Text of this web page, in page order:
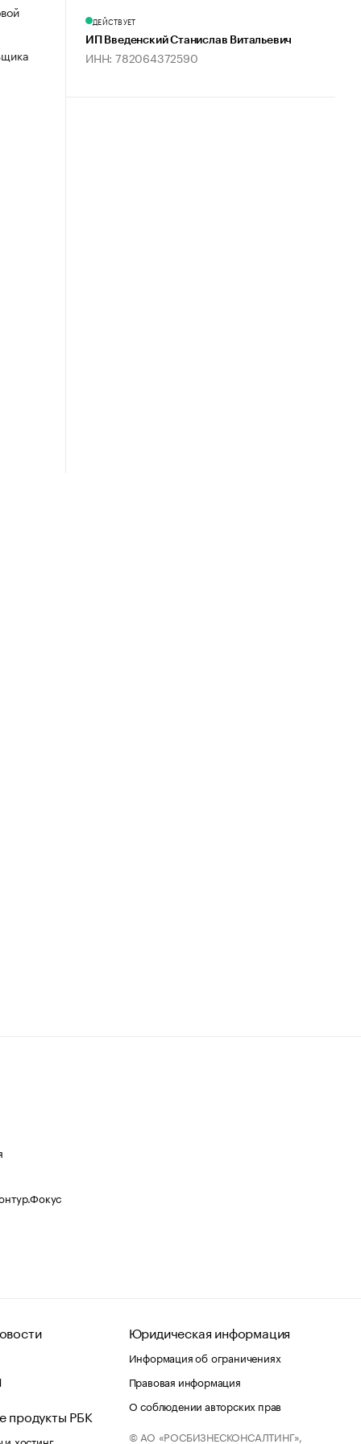
ДЕЙСТВУЕТ
ИП Введенский Станислав Витальевич
ИНН: 782064372590
продукты РБК
хостинг
Юридическая информация
Информация об ограничениях
Правовая информация
О соблюдении авторских прав
© АО «РОСБИЗНЕСКОНСАЛТИНГ»,